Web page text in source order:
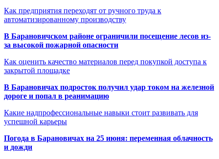
Как предприятия переходят от ручного труда к
автоматизированному производству
В Барановичском районе ограничили посещение лесов из-
за высокой пожарной опасности
Как оценить качество материалов перед покупкой доступа к
закрытой площадке
В Барановичах подросток получил удар током на железной
дороге и попал в реанимацию
Какие надпрофессиональные навыки стоит развивать для
успешной карьеры
Погода в Барановичах на 25 июня: переменная облачность
и дожди